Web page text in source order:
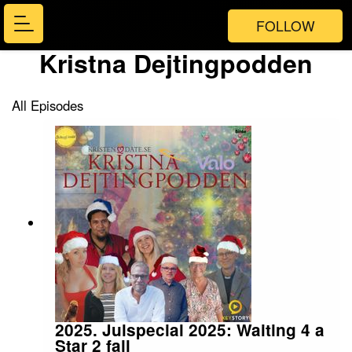
FOLLOW
Kristna Dejtingpodden
All Episodes
2025. Julspecial 2025: Waiting 4 a
Star 2 fall